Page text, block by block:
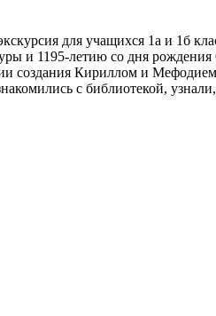
для учащихся 1а и
и 1195-летию со дня
создания Кириллом и
с библиотекой,